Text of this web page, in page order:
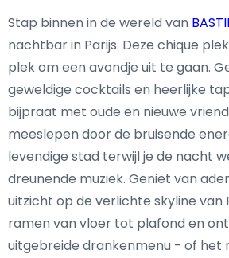
Stap binnen in de wereld van
nachtbar in Parijs. Deze chique
plek om een avondje uit te gaan.
geweldige cocktails en heerlijke
bijpraat met oude en nieuwe
meeslepen door de bruisende
levendige stad terwijl je de nacht
dreunende muziek. Geniet van
uitzicht op de verlichte skyline van
ramen van vloer tot plafond en
uitgebreide drankenmenu - of het